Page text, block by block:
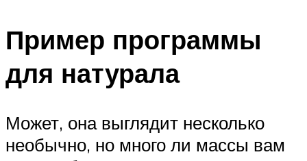
ОЧИСТКА БАССЕЙНОВ
Пример программы
для натурала
Может, она выглядит несколько
необычно, но много ли массы вам